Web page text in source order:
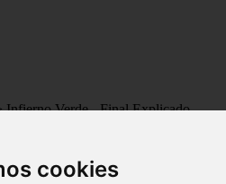
cookies
Infierno Verde - Final Explicado
Explicado